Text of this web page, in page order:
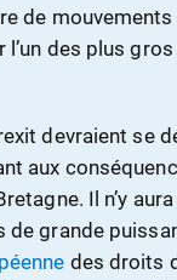
de
des plus
devraient se
aux
Il n’y
grande
des droits